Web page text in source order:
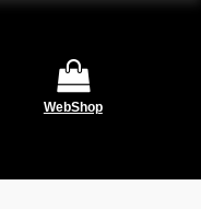
WebShop